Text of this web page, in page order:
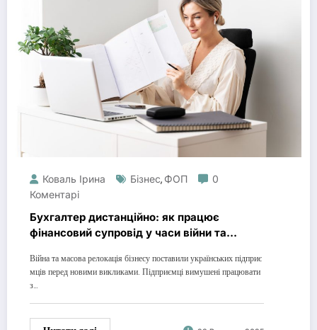
Коваль Ірина Бізнес, ФОП
0
Коментарі
Бухгалтер дистанційно: як працює
фінансовий супровід у часи війни та
Війна та масова релокація бізнесу поставили українських підприє
мців перед новими викликами. Підприємці вимушені працювати
з…